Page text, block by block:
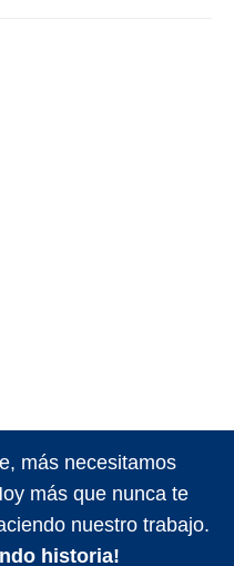
más necesitamos
más que nunca te
nuestro trabajo.
historia!